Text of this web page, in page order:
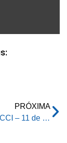
PRÓXIMA
Agenda SMCCI – 11 de maio de 2026